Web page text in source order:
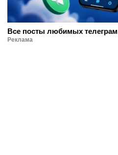
Все посты любимых
Реклама